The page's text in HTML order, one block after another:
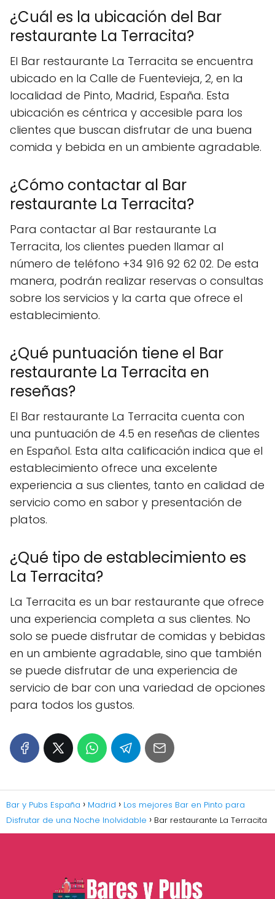
¿Cuál es la ubicación del Bar
restaurante La Terracita?
El Bar restaurante La Terracita se encuentra
ubicado en la Calle de Fuentevieja, 2, en la
localidad de Pinto, Madrid, España. Esta
ubicación es céntrica y accesible para los
clientes que buscan disfrutar de una buena
comida y bebida en un ambiente agradable.
¿Cómo contactar al Bar
restaurante La Terracita?
Para contactar al Bar restaurante La
Terracita, los clientes pueden llamar al
número de teléfono +34 916 92 62 02. De esta
manera, podrán realizar reservas o consultas
sobre los servicios y la carta que ofrece el
establecimiento.
¿Qué puntuación tiene el Bar
restaurante La Terracita en
reseñas?
El Bar restaurante La Terracita cuenta con
una puntuación de 4.5 en reseñas de clientes
en Español. Esta alta calificación indica que el
establecimiento ofrece una excelente
experiencia a sus clientes, tanto en calidad de
servicio como en sabor y presentación de
platos.
¿Qué tipo de establecimiento es
La Terracita?
La Terracita es un bar restaurante que ofrece
una experiencia completa a sus clientes. No
solo se puede disfrutar de comidas y bebidas
en un ambiente agradable, sino que también
se puede disfrutar de una experiencia de
servicio de bar con una variedad de opciones
para todos los gustos.
Bar y Pubs España Madrid
Los mejores Bar en Pinto para
Disfrutar de una Noche Inolvidable
Bar restaurante La Terracita